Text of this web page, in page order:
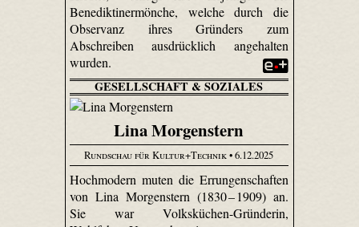
Benediktinermönche, welche durch die
Observanz ihres Gründers zum
Abschreiben ausdrücklich angehalten
wurden.
GESELLSCHAFT & SOZIALES
Lina Morgenstern
Rundschau für Kultur+Technik• 6.12.2025
Hochmodern muten die Errungenschaften
von Lina Morgenstern (1830 – 1909) an.
Sie war Volks­küchen-Gründerin,